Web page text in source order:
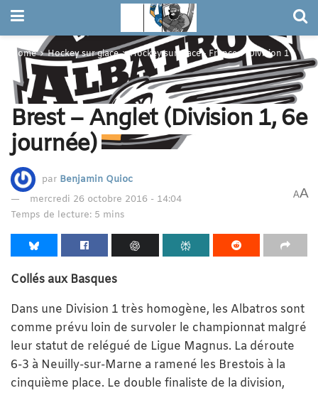
Home Hockey sur glace Hockey sur glace - France Division 1
Brest – Anglet (Division 1, 6e
journée)
par Benjamin Quioc
mercredi 26 octobre 2016 - 14:04
Temps de lecture: 5 mins
AA
Collés aux Basques
Dans une Division 1 très homogène, les Albatros sont
comme prévu loin de survoler le championnat malgré
leur statut de relégué de Ligue Magnus. La déroute
6-3 à Neuilly-sur-Marne a ramené les Brestois à la
cinquième place. Le double finaliste de la division,